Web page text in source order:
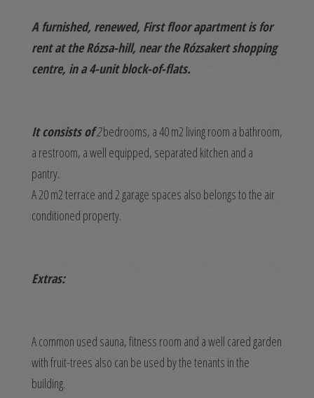
A furnished, renewed, First floor apartment is for
rent at the Rózsa-hill, near the Rózsakert shopping
centre, in a 4-unit block-of-flats.
It consists of2bedrooms, a 40 m2 living room a bathroom,
a restroom, a well equipped, separated kitchen and a
pantry.
A 20 m2 terrace and 2 garage spaces also belongs to the air
conditioned property.
Extras:
A common used sauna, fitness room and a well cared garden
with fruit-trees also can be used by the tenants in the
building.